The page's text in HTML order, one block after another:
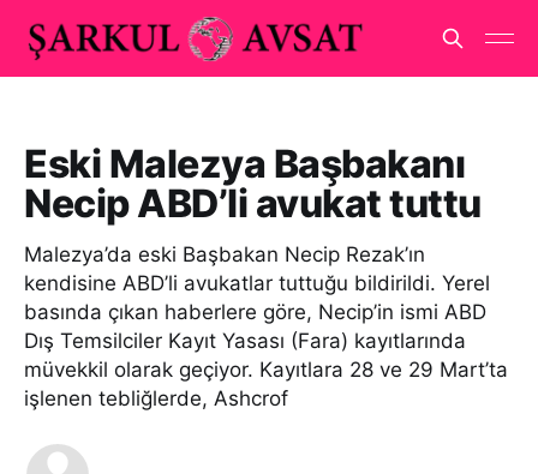
Eski Malezya Başbakanı
Necip ABD’li avukat tuttu
Malezya’da eski Başbakan Necip Rezak’ın
kendisine ABD’li avukatlar tuttuğu bildirildi. Yerel
basında çıkan haberlere göre, Necip’in ismi ABD
Dış Temsilciler Kayıt Yasası (Fara) kayıtlarında
müvekkil olarak geçiyor. Kayıtlara 28 ve 29 Mart’ta
işlenen tebliğlerde, Ashcrof